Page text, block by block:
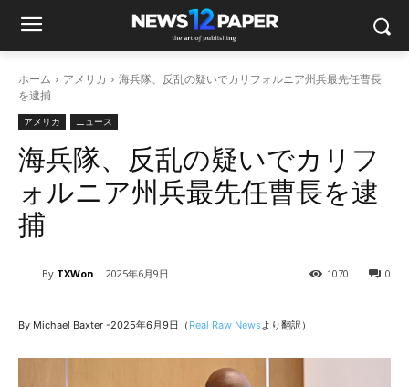
ホーム アメリカ
海兵隊、反乱の疑いでカリフォルニア州兵最先任曹長
を逮捕
アメリカ ニュース
海兵隊、反乱の疑いでカリフ
ォルニア州兵最先任曹長を逮
捕
By TXWon 2025年6月9日 0
1070
By Michael Baxter -2025年6月9日（ Real Raw Newsより翻訳）